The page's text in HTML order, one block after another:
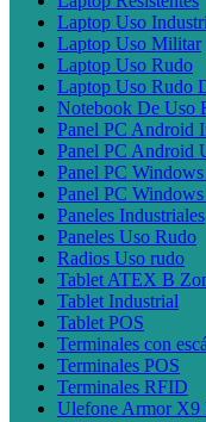
Laptop Uso
Laptop Uso Militar
Laptop Uso Rudo
Laptop Uso Rudo
Notebook De Uso
Panel PC Android
Panel PC Android
Panel PC
Panel PC
Paneles Industriales
Paneles Uso Rudo
Radios Uso rudo
Tablet ATEX B
Tablet Industrial
Tablet POS
Terminales con
Terminales POS
Terminales RFID
Ulefone Armor X9